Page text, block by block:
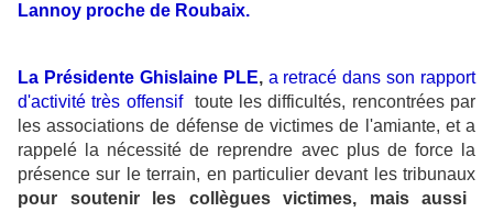
Lannoy proche de Roubaix.
La Présidente Ghislaine PLE,a retracé dans son rapport
d'activité très offensiftoute les difficultés, rencontrées par
les associations de défense de victimes de l'amiante, et a
rappelé la nécessité de reprendre avec plus de force la
présence sur le terrain, en particulier devant les tribunaux
pour soutenir les collègues victimes, mais aussi